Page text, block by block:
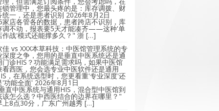
锁管理中，您最头疼的是：库存调拨、财
统一，还是患者识别 2026年8月2日
家店各管各的数据，患者跨店不识别，库
调不动，报表要5天才能凑齐——这种'单
作战'模式还能撑多久？" 浙 […]
佳 vs XXX本草科技：中医馆管理系统的专
深度之争，您用的是垂直中医系统还是通
门诊HIS？功能满足需求吗，如果中医馆
看西医，您会选专业中医软件还是通用
，在系统选型时，您更看重'专业深度'还
'功能全面' 2026年8月1日
直中医系统与通用HIS，混合型中医馆到
该怎么选？中西医结合的边界在哪里？"
上8点30分，广东广州越秀 […]